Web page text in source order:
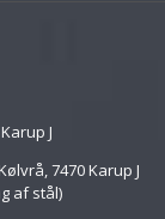
J
7470 Karup J
af stål)